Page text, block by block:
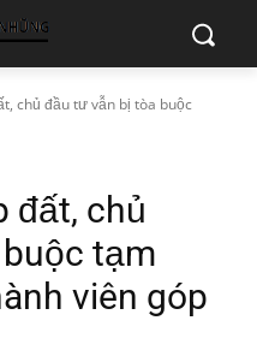
chủ đầu tư vẫn bị tòa buộc
đất, chủ
tạm
viên góp